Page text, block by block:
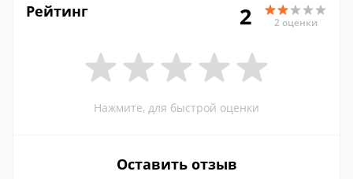
Рейтинг 2 2 оценки
Нажмите, для быстрой оценки
Оставить отзыв